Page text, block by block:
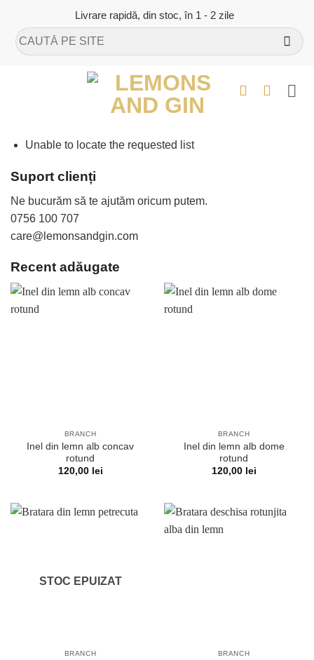
content
Livrare rapidă, din stoc, în 1 - 2 zile
Caută
după:
Unable to locate the requested list
Suport clienți
Ne bucurăm să te ajutăm oricum putem.
0756 100 707
care@lemonsandgin.com
Recent adăugate
BRANCH
Inel din lemn alb concav
rotund
120,00 lei
BRANCH
Inel din lemn alb dome
rotund
120,00 lei
STOC EPUIZAT
BRANCH BRANCH